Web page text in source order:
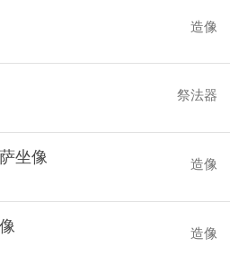
造像
祭法器
坐像 造像
造像